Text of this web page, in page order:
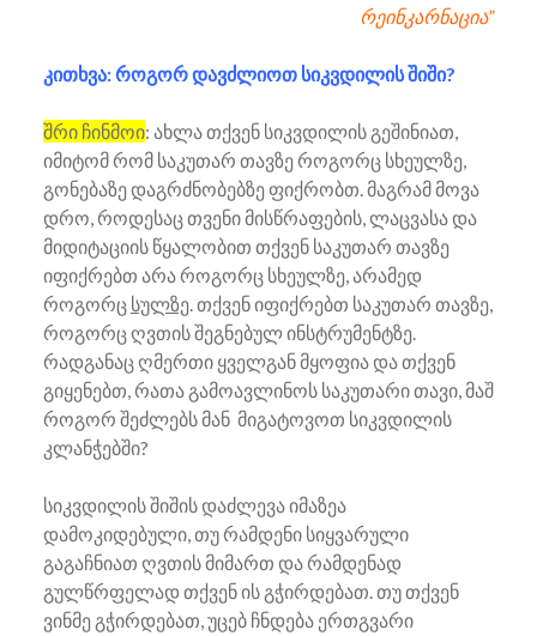
რეინკარნაცია”
კითხვა: როგორ დავძლიოთ სიკვდილის შიში?
შრი ჩინმოი: ახლა თქვენ სიკვდილის გეშინიათ,
იმიტომ რომ საკუთარ თავზე როგორც სხეულზე,
გონებაზე დაგრძნობებზე ფიქრობთ. მაგრამ მოვა
დრო, როდესაც თვენი მისწრაფების, ლაცვასა და
მიდიტაციის წყალობით თქვენ საკუთარ თავზე
იფიქრებთ არა როგორც სხეულზე, არამედ
როგორც სულზე. თქვენ იფიქრებთ საკუთარ თავზე,
როგორც ღვთის შეგნებულ ინსტრუმენტზე.
რადგანაც ღმერთი ყველგან მყოფია და თქვენ
გიყენებთ, რათა გამოავლინოს საკუთარი თავი, მაშ
როგორ შეძლებს მან მიგატოვოთ სიკვდილის
კლანჭებში?
სიკვდილის შიშის დაძლევა იმაზეა
დამოკიდებული, თუ რამდენი სიყვარული
გაგაჩნიათ ღვთის მიმართ და რამდენად
გულწრფელად თქვენ ის გჭირდებათ. თუ თქვენ
ვინმე გჭირდებათ, უცებ ჩნდება ერთგვარი